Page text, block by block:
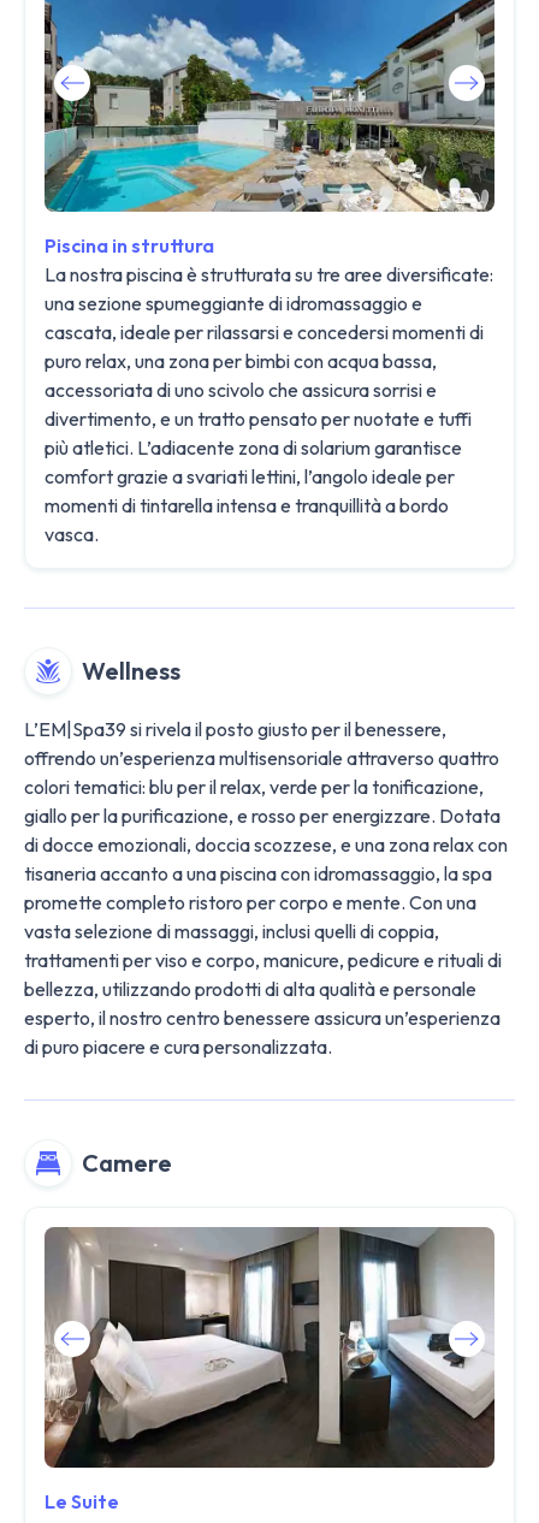
Piscina in struttura
La nostra piscina è strutturata su tre aree diversificate:
una sezione spumeggiante di idromassaggio e
cascata, ideale per rilassarsi e concedersi momenti di
puro relax, una zona per bimbi con acqua bassa,
accessoriata di uno scivolo che assicura sorrisi e
divertimento, e un tratto pensato per nuotate e tuffi
più atletici. L’adiacente zona di solarium garantisce
comfort grazie a svariati lettini, l’angolo ideale per
momenti di tintarella intensa e tranquillità a bordo
vasca.
Wellness
L’EM|Spa39 si rivela il posto giusto per il benessere,
offrendo un’esperienza multisensoriale attraverso quattro
colori tematici: blu per il relax, verde per la tonificazione,
giallo per la purificazione, e rosso per energizzare. Dotata
di docce emozionali, doccia scozzese, e una zona relax con
tisaneria accanto a una piscina con idromassaggio, la spa
promette completo ristoro per corpo e mente. Con una
vasta selezione di massaggi, inclusi quelli di coppia,
trattamenti per viso e corpo, manicure, pedicure e rituali di
bellezza, utilizzando prodotti di alta qualità e personale
esperto, il nostro centro benessere assicura un’esperienza
di puro piacere e cura personalizzata.
Camere
Le Suite